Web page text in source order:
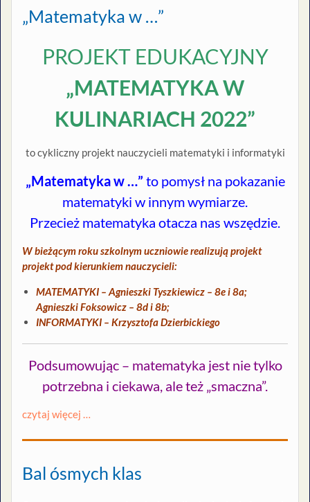
„Matematyka w …”
PROJEKT EDUKACYJNY
„MATEMATYKA W
KULINARIACH 2022”
to cykliczny projekt nauczycieli matematyki i informatyki
„Matematyka w …” to pomysł na pokazanie
matematyki w innym wymiarze.
Przecież matematyka otacza nas wszędzie.
W bieżącym roku szkolnym uczniowie realizują projekt
projekt pod kierunkiem nauczycieli:
MATEMATYKI – Agnieszki Tyszkiewicz – 8e i 8a;
Agnieszki Foksowicz – 8d i 8b;
INFORMATYKI – Krzysztofa Dzierbickiego
Podsumowując – matematyka jest nie tylko
potrzebna i ciekawa, ale też „smaczna”.
czytaj więcej …
Bal ósmych klas